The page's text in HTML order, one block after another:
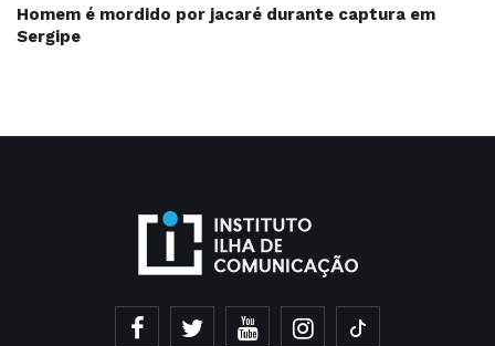
Homem é mordido por jacaré durante captura em
Sergipe